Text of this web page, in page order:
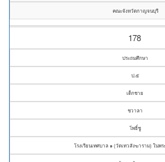
คณะจังหวัดกาญจนบุรี
178
ประถมศึกษา
ป.๕
เด็กชาย
ชวาลา
โพธิ์ชู
โรงเรียนเทศบาล ๑ (วัดเทวสังฆาราม) ในพ